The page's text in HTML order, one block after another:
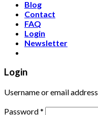
Blog
Contact
FAQ
Login
Newsletter
Login
Username or email address
Password*